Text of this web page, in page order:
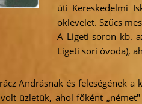
úti Kereskedelmi
oklevelet. Szűcs
A Ligeti soron kb.
Ligeti sori óvoda),
Andrásnak és feleségének
üzletük, ahol főként